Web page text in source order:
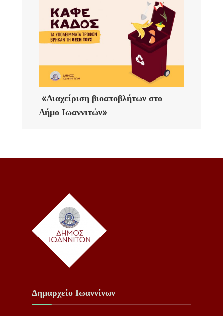
«Διαχείριση βιοαποβλήτων στο
Δήμο Ιωαννιτών»
Δημαρχείο Ιωαννίνων